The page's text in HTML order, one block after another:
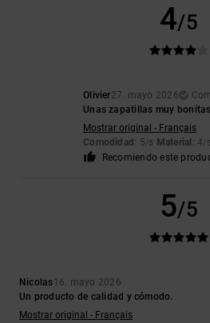
4/5
Olivier27. mayo 2026
Unas zapatillas muy bonitas
Mostrar original - Français
Comodidad : 5/5 Material : 4/5
Recomiendo este
5/5
Nicolas16. mayo 2026
Un producto de calidad y cómodo.
Mostrar original - Français